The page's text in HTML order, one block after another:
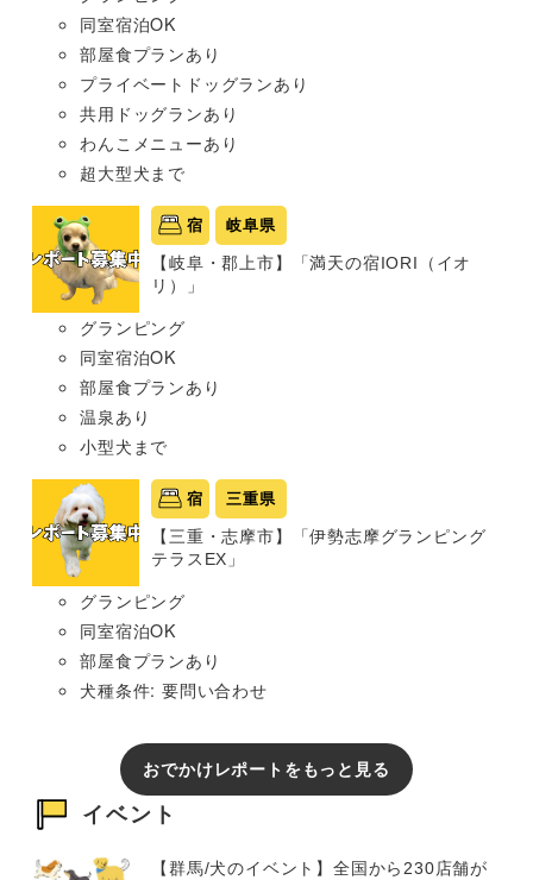
同室宿泊OK
部屋食プランあり
プライベートドッグランあり
共用ドッグランあり
わんこメニューあり
超大型犬まで
宿 岐阜県
【岐阜・郡上市】「満天の宿IORI（イオ
リ）」
グランピング
同室宿泊OK
部屋食プランあり
温泉あり
小型犬まで
宿 三重県
【三重・志摩市】「伊勢志摩グランピング
テラスEX」
グランピング
同室宿泊OK
部屋食プランあり
犬種条件: 要問い合わせ
おでかけレポートをもっと見る
イベント
【群馬/犬のイベント】全国から230店舗が